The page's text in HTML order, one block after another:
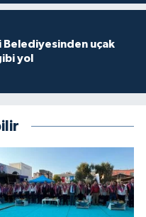
Belediyesinden uçak
yol